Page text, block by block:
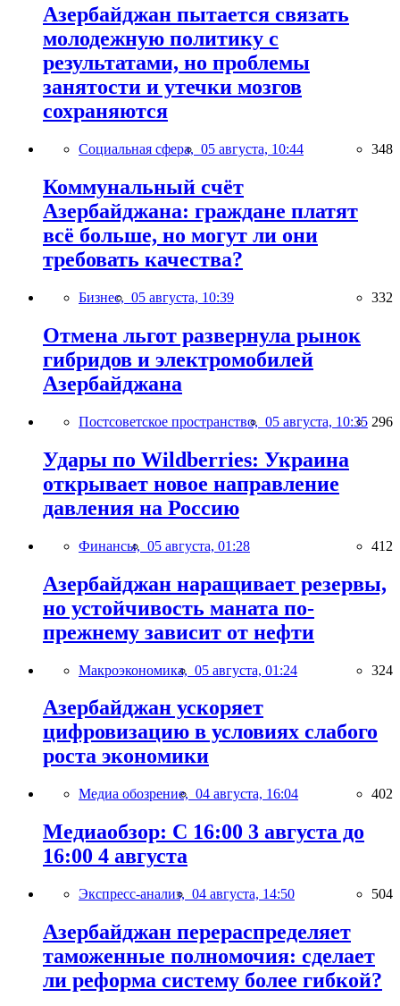
Азербайджан пытается связать
молодежную политику с
результатами, но проблемы
занятости и утечки мозгов
сохраняются
Социальная сфера, 05 августа, 10:44 348
Коммунальный счёт
Азербайджана: граждане платят
всё больше, но могут ли они
требовать качества?
Бизнес, 05 августа, 10:39 332
Отмена льгот развернула рынок
гибридов и электромобилей
Азербайджана
Постсоветское пространство, 05 августа, 10:35 296
Удары по Wildberries: Украина
открывает новое направление
давления на Россию
Финансы, 05 августа, 01:28 412
Азербайджан наращивает резервы,
но устойчивость маната по-
прежнему зависит от нефти
Макроэкономика, 05 августа, 01:24 324
Азербайджан ускоряет
цифровизацию в условиях слабого
роста экономики
Медиа обозрение, 04 августа, 16:04 402
Медиаобзор: С 16:00 3 августа до
16:00 4 августа
Экспресс-анализ, 04 августа, 14:50 504
Азербайджан перераспределяет
таможенные полномочия: сделает
ли реформа систему более гибкой?